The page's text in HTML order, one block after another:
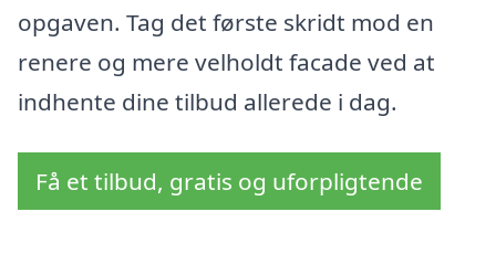
opgaven. Tag det første skridt mod en
renere og mere velholdt facade ved at
indhente dine tilbud allerede i dag.
Få et tilbud, gratis og uforpligtende